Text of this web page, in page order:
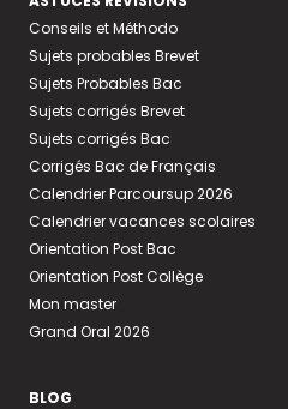
Conseils et Méthodo
Sujets probables Brevet
Sujets Probables Bac
Sujets corrigés Brevet
Sujets corrigés Bac
Corrigés Bac de Français
Calendrier Parcoursup 2026
Calendrier vacances scolaires
Orientation Post Bac
Orientation Post Collège
Mon master
Grand Oral 2026
BLOG